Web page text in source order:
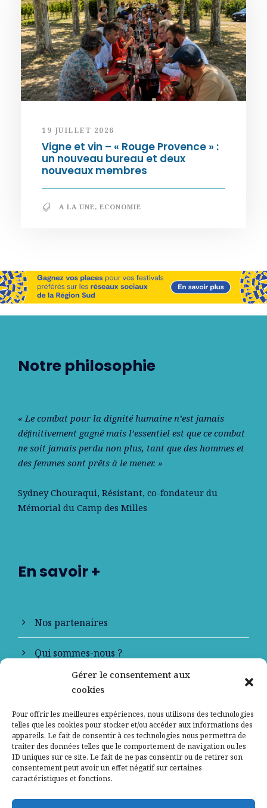
Gérer le consentement aux
cookies
Pour offrir les meilleures expériences, nous utilisons des technologies
telles que les cookies pour stocker et/ou accéder aux informations des
appareils. Le fait de consentir à ces technologies nous permettra de
traiter des données telles que le comportement de navigation ou les
ID uniques sur ce site. Le fait de ne pas consentir ou de retirer son
consentement peut avoir un effet négatif sur certaines
caractéristiques et fonctions.
19 JUILLET 2026
Vigne et vin – « Rouge Provence » :
un nouveau bureau et deux
nouveaux membres
A LA UNE, ECONOMIE
Notre philosophie
« Le combat pour la dignité humaine n’est jamais
déﬁnitivement gagné mais l’essentiel est que ce combat
ne soit jamais perdu non plus, tant que des hommes et
des femmes sont prêts à le mener. »
Sydney Chouraqui, Résistant, co-fondateur du
Mémorial du Camp des Milles
En savoir +
Nos partenaires
Qui sommes-nous ?
Contactez-nous
Mentions légales
Politique de confidentialité